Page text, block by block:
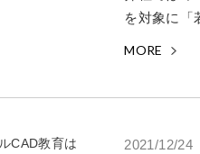
を対象に「
MORE
2021/12/24